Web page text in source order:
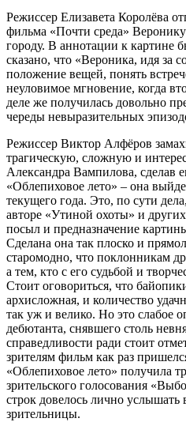
Режиссер Елизавета Королёва
фильма «Почти среда»
городу. В аннотации к картине
сказано, что «Вероника, идя за
положение вещей, понять
неуловимое мгновение, когда
деле же получилась довольно
череды невыразительных
Режиссер Виктор Алфёров
трагическую, сложную и
Александра Вампилова, сделав
«Облепиховое лето» – она
текущего года. Это, по сути
авторе «Утиной охоты» и
посыл и предназначение
Сделана она так плоско и
старомодно, что поклонникам
а тем, кто с его судьбой и
Стоит оговориться, что
архисложная, и количество
так уж и велико. Но это слабое
дебютанта, снявшего столь
справедливости ради стоит
зрителям фильм как раз
«Облепиховое лето» получила
зрительского голосования
строк довелось лично
зрительницы.